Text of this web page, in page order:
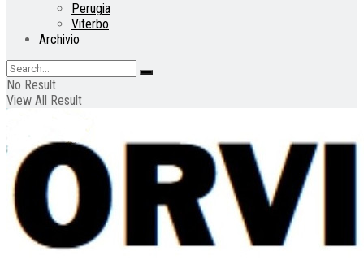
Perugia
Viterbo
Archivio
No Result
View All Result